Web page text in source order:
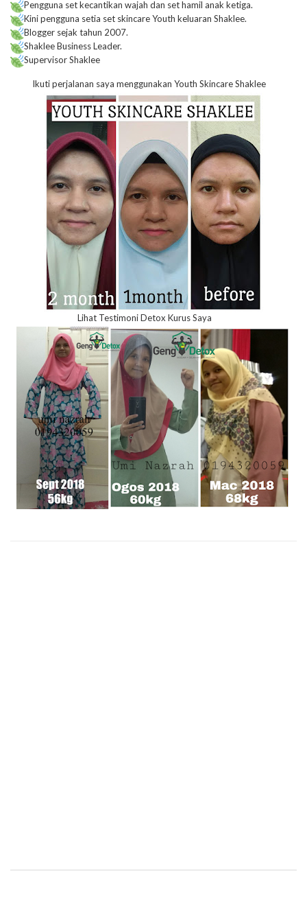
Pengguna set kecantikan wajah dan set hamil anak ketiga.
Kini pengguna setia set skincare Youth keluaran Shaklee.
Blogger sejak tahun 2007.
Shaklee Business Leader.
Supervisor Shaklee
Ikuti perjalanan saya menggunakan Youth Skincare Shaklee
Lihat Testimoni Detox Kurus Saya